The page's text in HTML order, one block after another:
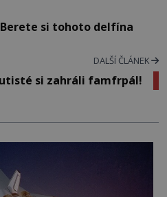
si tohoto delfína
DALŠÍ ČLÁNEK
si zahráli famfrpál!